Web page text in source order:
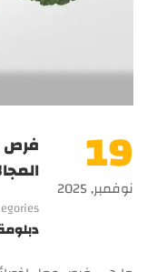
19
نوفمبر, 2025
فرص